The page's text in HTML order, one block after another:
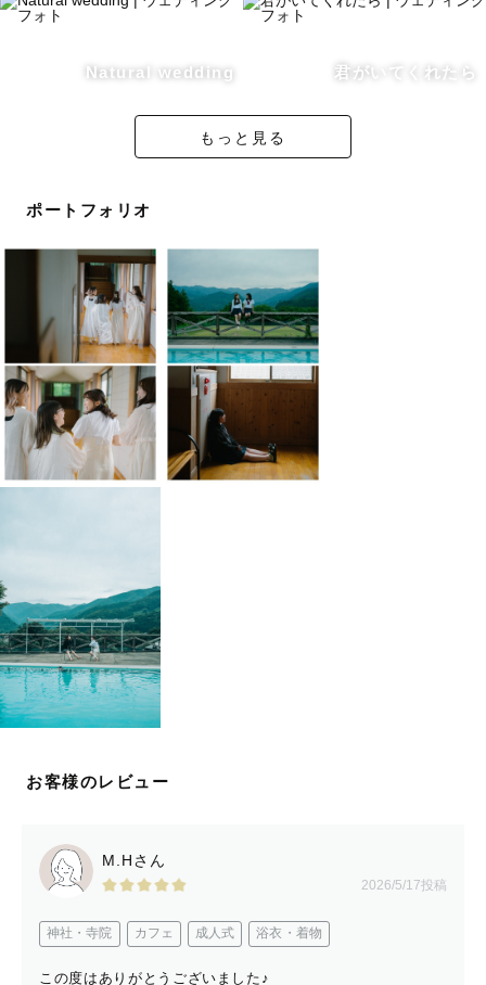
みなさまの幸せをお手伝いできることを心から
Natural wedding 君がいてくれたら
もっと見る
ポートフォリオ
お客様のレビュー
M.Hさん
2026/5/17投稿
神社・寺院 カフェ 成人式 浴衣・着物
この度はありがとうございました♪